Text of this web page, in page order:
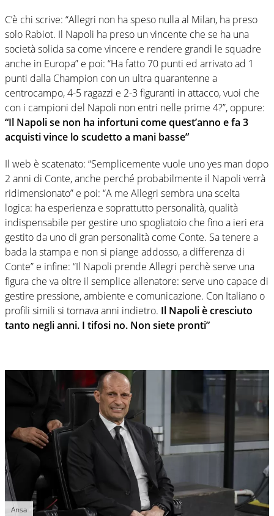
C’è chi scrive: “Allegri non ha speso nulla al Milan, ha preso
solo Rabiot. Il Napoli ha preso un vincente che se ha una
società solida sa come vincere e rendere grandi le squadre
anche in Europa” e poi: “Ha fatto 70 punti ed arrivato ad 1
punti dalla Champion con un ultra quarantenne a
centrocampo, 4-5 ragazzi e 2-3 figuranti in attacco, vuoi che
con i campioni del Napoli non entri nelle prime 4?”, oppure:
“Il Napoli se non ha infortuni come quest’anno e fa 3
acquisti vince lo scudetto a mani basse”
Il web è scatenato: “Semplicemente vuole uno yes man dopo
2 anni di Conte, anche perché probabilmente il Napoli verrà
ridimensionato” e poi: “A me Allegri sembra una scelta
logica: ha esperienza e soprattutto personalità, qualità
indispensabile per gestire uno spogliatoio che fino a ieri era
gestito da uno di gran personalità come Conte. Sa tenere a
bada la stampa e non si piange addosso, a differenza di
Conte” e infine: “Il Napoli prende Allegri perchè serve una
figura che va oltre il semplice allenatore: serve uno capace di
gestire pressione, ambiente e comunicazione. Con Italiano o
profili simili si tornava anni indietro. Il Napoli è cresciuto
tanto negli anni. I tifosi no. Non siete pronti”
Ansa